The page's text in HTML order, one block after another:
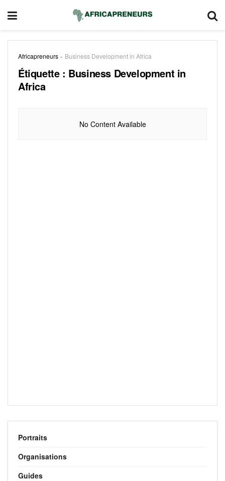
Africapreneurs » Business Development in Africa
Étiquette : Business Development in
Africa
No Content Available
Portraits
Organisations
Guides